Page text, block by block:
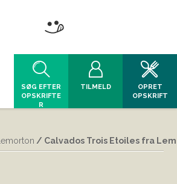
SØG EFTER
OPSKRIFTE
R
TILMELD
OPRET
OPSKRIFT
Lemorton / Calvados Trois Etoiles fra